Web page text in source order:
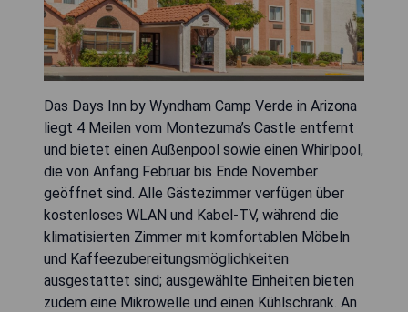
Das Days Inn by Wyndham Camp Verde in Arizona
liegt 4 Meilen vom Montezuma’s Castle entfernt
und bietet einen Außenpool sowie einen Whirlpool,
die von Anfang Februar bis Ende November
geöffnet sind. Alle Gästezimmer verfügen über
kostenloses WLAN und Kabel-TV, während die
klimatisierten Zimmer mit komfortablen Möbeln
und Kaffeezubereitungsmöglichkeiten
ausgestattet sind; ausgewählte Einheiten bieten
zudem eine Mikrowelle und einen Kühlschrank. An